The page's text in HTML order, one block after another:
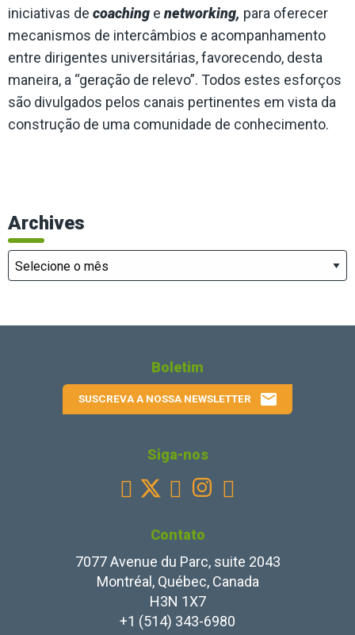
iniciativas de coaching e networking, para oferecer
mecanismos de intercâmbios e acompanhamento
entre dirigentes universitárias, favorecendo, desta
maneira, a “geração de relevo”. Todos estes esforços
são divulgados pelos canais pertinentes em vista da
construção de uma comunidade de conhecimento.
Archives
Archives
Boletim
SUSCREVA A NOSSA NEWSLETTER email
Siga-nos
 Facebook
 YoutubeInstagram

Contato
7077 Avenue du Parc, suite 2043
Montréal, Québec, Canada
H3N 1X7
+1 (514) 343-6980